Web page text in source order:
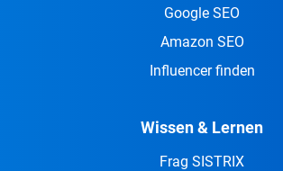
Google SEO
Amazon SEO
Influencer finden
Wissen & Lernen
Frag SISTRIX